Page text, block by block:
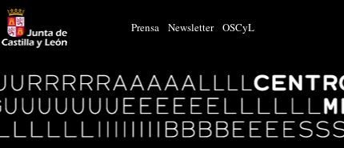
Prensa Newsletter OSCyL
Logo
Centro
Cultural
Miguel
Delibes